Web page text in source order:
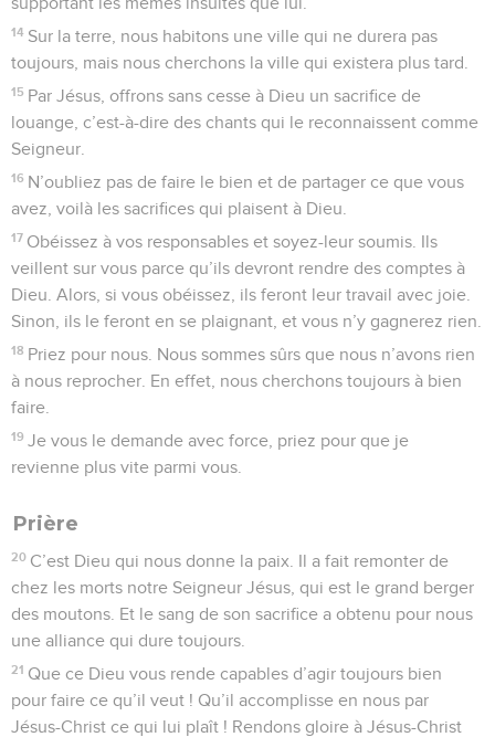
14 Sur la terre, nous habitons une ville qui ne durera pas
toujours, mais nous cherchons la ville qui existera plus tard.
15 Par Jésus, offrons sans cesse à Dieu un sacrifice de
louange, c’est-à-dire des chants qui le reconnaissent comme
Seigneur.
16 N’oubliez pas de faire le bien et de partager ce que vous
avez, voilà les sacrifices qui plaisent à Dieu.
17 Obéissez à vos responsables et soyez-leur soumis. Ils
veillent sur vous parce qu’ils devront rendre des comptes à
Dieu. Alors, si vous obéissez, ils feront leur travail avec joie.
Sinon, ils le feront en se plaignant, et vous n’y gagnerez rien.
18 Priez pour nous. Nous sommes sûrs que nous n’avons rien
à nous reprocher. En effet, nous cherchons toujours à bien
faire.
19 Je vous le demande avec force, priez pour que je
revienne plus vite parmi vous.
Prière
20 C’est Dieu qui nous donne la paix. Il a fait remonter de
chez les morts notre Seigneur Jésus, qui est le grand berger
des moutons. Et le sang de son sacrifice a obtenu pour nous
une alliance qui dure toujours.
21 Que ce Dieu vous rende capables d’agir toujours bien
pour faire ce qu’il veut ! Qu’il accomplisse en nous par
Jésus-Christ ce qui lui plaît ! Rendons gloire à Jésus-Christ